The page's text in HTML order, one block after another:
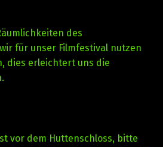
des
für unser Filmfestival nutzen
dies erleichtert uns die
vor dem Huttenschloss, bitte